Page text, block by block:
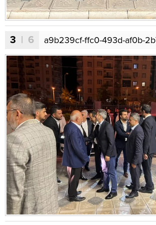
3 | 6 a9b239cf-ffc0-493d-af0b-